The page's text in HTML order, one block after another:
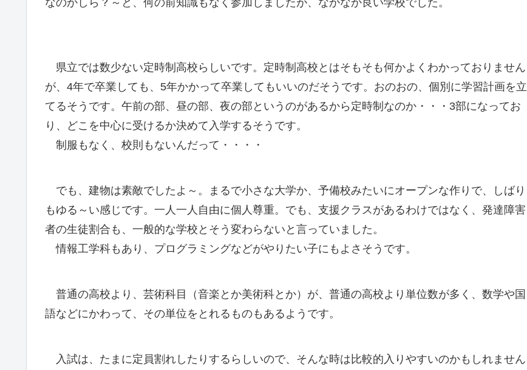
県立では数少ない定時制高校らしいです。定時制高校とはそもそも何かよくわかっておりません
が、4年で卒業しても、5年かかって卒業してもいいのだそうです。おのおの、個別に学習計画を立
てるそうです。午前の部、昼の部、夜の部というのがあるから定時制なのか・・・3部になってお
り、どこを中心に受けるか決めて入学するそうです。
制服もなく、校則もないんだって・・・・
でも、建物は素敵でしたよ～。まるで小さな大学か、予備校みたいにオープンな作りで、しばり
もゆる～い感じです。一人一人自由に個人尊重。でも、支援クラスがあるわけではなく、発達障害
者の生徒割合も、一般的な学校とそう変わらないと言っていました。
情報工学科もあり、プログラミングなどがやりたい子にもよさそうです。
普通の高校より、芸術科目（音楽とか美術科とか）が、普通の高校より単位数が多く、数学や国
語などにかわって、その単位をとれるものもあるようです。
入試は、たまに定員割れしたりするらしいので、そんな時は比較的入りやすいのかもしれません